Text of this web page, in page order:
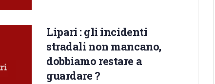
Lipari : gli incidenti
stradali non mancano,
dobbiamo restare a
guardare ?